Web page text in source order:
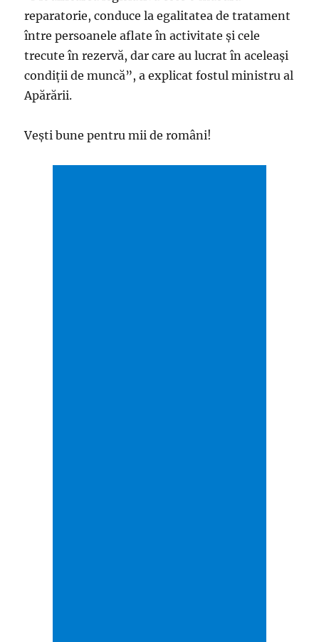
reparatorie, conduce la egalitatea de tratament
între persoanele aflate în activitate și cele
trecute în rezervă, dar care au lucrat în aceleași
condiții de muncă”, a explicat fostul ministru al
Apărării.
Vești bune pentru mii de români!